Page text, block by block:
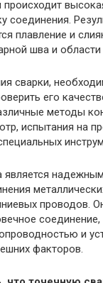
соединения.
плавление и
шва и области
сварки,
его
методы
испытания на
является
проводов.
и
факторов.